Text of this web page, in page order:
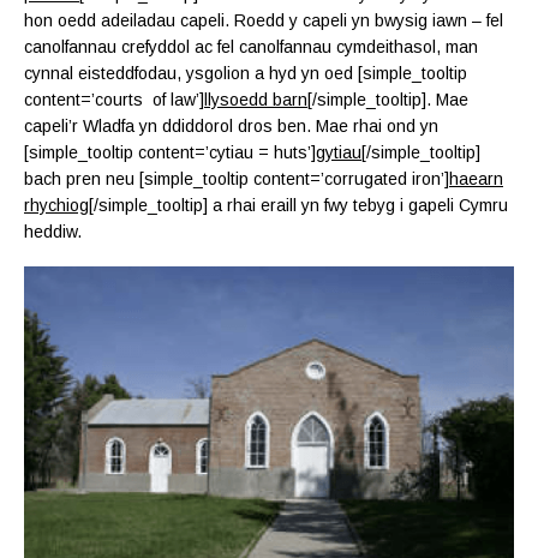
hon oedd adeiladau capeli. Roedd y capeli yn bwysig iawn – fel
canolfannau crefyddol ac fel canolfannau cymdeithasol, man
cynnal eisteddfodau, ysgolion a hyd yn oed [simple_tooltip
content=’courts of law’] llysoedd barn[/simple_tooltip]. Mae
capeli’r Wladfa yn ddiddorol dros ben. Mae rhai ond yn
[simple_tooltip content=’cytiau = huts’]gytiau[/simple_tooltip]
bach pren neu [simple_tooltip content=’corrugated iron’] haearn
rhychiog[/simple_tooltip] a rhai eraill yn fwy tebyg i gapeli Cymru
heddiw.